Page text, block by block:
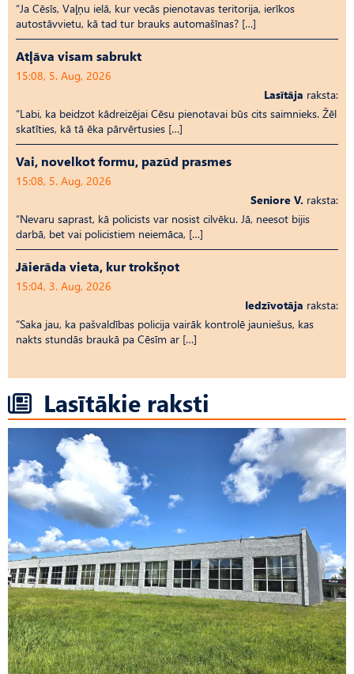
“Ja Cēsīs, Vaļņu ielā, kur vecās pienotavas teritorija, ierīkos
autostāvvietu, kā tad tur brauks automašīnas? […]
Atļāva visam sabrukt
15:08, 5. Aug, 2026
Lasītāja raksta:
“Labi, ka beidzot kādreizējai Cēsu pienotavai būs cits saimnieks. Žēl
skatīties, kā tā ēka pārvērtusies […]
Vai, novelkot formu, pazūd prasmes
15:08, 5. Aug, 2026
Seniore V. raksta:
“Nevaru saprast, kā policists var nosist cilvēku. Jā, neesot bijis
darbā, bet vai policistiem neiemāca, […]
Jāierāda vieta, kur trokšņot
15:04, 3. Aug, 2026
Iedzīvotāja raksta:
“Saka jau, ka pašvaldības policija vairāk kontrolē jauniešus, kas
nakts stundās braukā pa Cēsīm ar […]
Lasītākie raksti